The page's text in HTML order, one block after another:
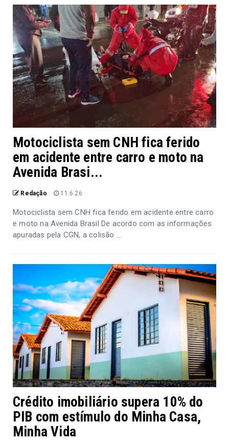
Motociclista sem CNH fica ferido
em acidente entre carro e moto na
Avenida Brasi...
Redação 11.6.26
Motociclista sem CNH fica ferido em acidente entre carro
e moto na Avenida Brasil De acordo com as informações
apuradas pela CGN, a colisão ...
Crédito imobiliário supera 10% do
PIB com estímulo do Minha Casa,
Minha Vida